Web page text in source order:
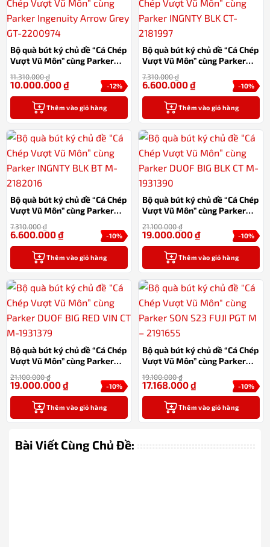
Bộ quà bút ký chủ đề “Cá Chép
Vượt Vũ Môn” cùng Parker
2200974
11.310.000₫
-12%
10.000.000₫
Thêm vào giỏ hàng
Bộ quà bút ký chủ đề “Cá Chép
Vượt Vũ Môn” cùng Parker
7.310.000₫
-10%
6.600.000₫
Thêm vào giỏ hàng
Bộ quà bút ký chủ đề “Cá Chép
Vượt Vũ Môn” cùng Parker
7.310.000₫
-10%
6.600.000₫
Thêm vào giỏ hàng
Bộ quà bút ký chủ đề “Cá Chép
Vượt Vũ Môn” cùng Parker
21.100.000₫
-10%
19.000.000₫
Thêm vào giỏ hàng
Bộ quà bút ký chủ đề “Cá Chép
Vượt Vũ Môn” cùng Parker
1931379
21.100.000₫
-10%
19.000.000₫
Thêm vào giỏ hàng
Bộ quà bút ký chủ đề “Cá Chép
Vượt Vũ Môn” cùng Parker
2191655
19.100.000₫
-10%
17.168.000₫
Thêm vào giỏ hàng
Bài Viết Cùng Chủ Đề: